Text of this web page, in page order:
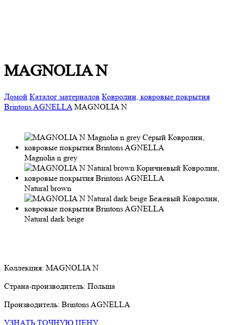
MAGNOLIA N
Домой Каталог материалов Ковролин, ковровые покрытия
Brintons AGNELLA MAGNOLIA N
Magnolia n grey
Natural brown
Natural dark beige
Коллекция: MAGNOLIA N
Страна-производитель: Польша
Производитель: Brintons AGNELLA
УЗНАТЬ ТОЧНУЮ ЦЕНУ